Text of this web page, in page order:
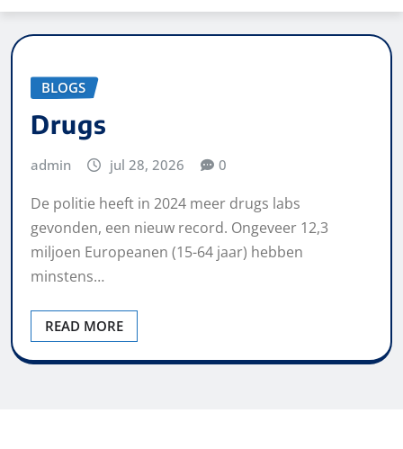
BLOGS
Drugs
admin jul 28, 2026 0
De politie heeft in 2024 meer drugs labs
gevonden, een nieuw record. Ongeveer 12,3
miljoen Europeanen (15-64 jaar) hebben
minstens…
READ MORE